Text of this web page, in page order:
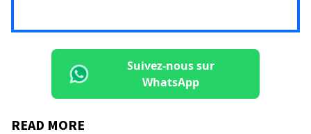
Suivez-nous sur
WhatsApp
READ MORE